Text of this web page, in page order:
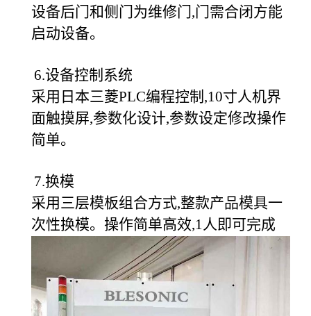
设备后门和侧门为维修门,门需合闭方能
启动设备。
6.设备控制系统
采用日本三菱PLC编程控制,10寸人机界
面触摸屏,参数化设计,参数设定修改操作
简单。
7.换模
采用三层模板组合方式,整款产品模具一
次性换模。操作简单高效,1人即可完成